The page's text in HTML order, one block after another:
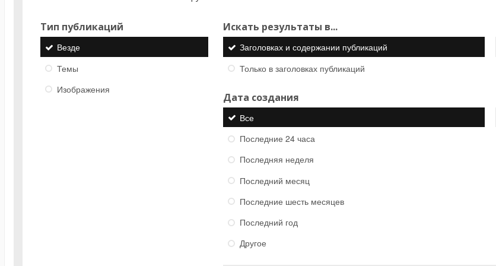
Тип публикаций
Везде
Темы
Изображения
Искать результаты в...
Заголовках и содержании публикаций
Только в заголовках публикаций
Дата создания
Все
Последние 24 часа
Последняя неделя
Последний месяц
Последние шесть месяцев
Последний год
Другое